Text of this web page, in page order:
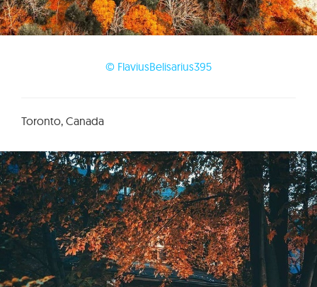
© FlaviusBelisarius395
Toronto, Canada